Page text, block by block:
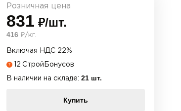
Розничная цена
831 ₽/шт.
416 ₽/кг.
Включая НДС 22%
? 12 СтройБонусов
В наличии на складе: 21 шт.
Купить